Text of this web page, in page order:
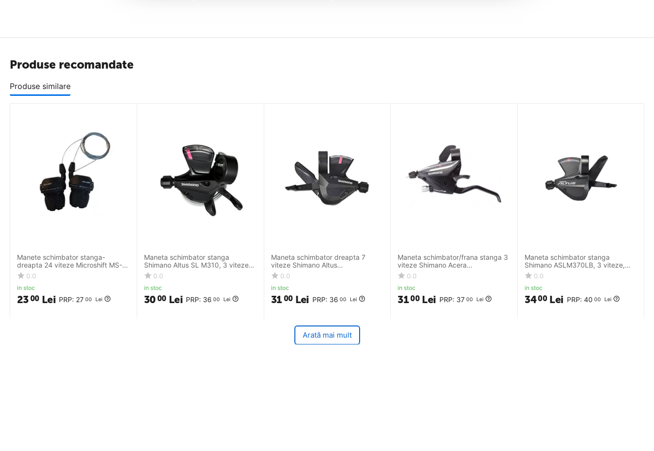
Produse recomandate
Produse similare
Manete schimbator stanga-
dreapta 24 viteze Microshift MS-
15-8, Set, stanga 3v-dreapta 8v,
2100 mm, negru
0.0
in stoc
PRP: 27 00 Lei
2300 Lei
Maneta schimbator stanga
Shimano Altus SL M310, 3 viteze,
cablu 2050 mm
0.0
in stoc
PRP: 36 00 Lei
3000 Lei
Maneta schimbator dreapta 7
viteze Shimano Altus
ASLM310R7A, 2050 mm, negru
0.0
in stoc
PRP: 36 00 Lei
3100 Lei
Maneta schimbator/frana stanga 3
viteze Shimano Acera
ASTEF652LSBL, 1800 mm, negru
0.0
in stoc
PRP: 37 00 Lei
3100 Lei
Maneta schimbator stanga
Shimano ASLM370LB, 3 viteze,
cablu 1800 mm
0.0
in stoc
PRP: 40 00 Lei
3400 Lei
Arată mai mult